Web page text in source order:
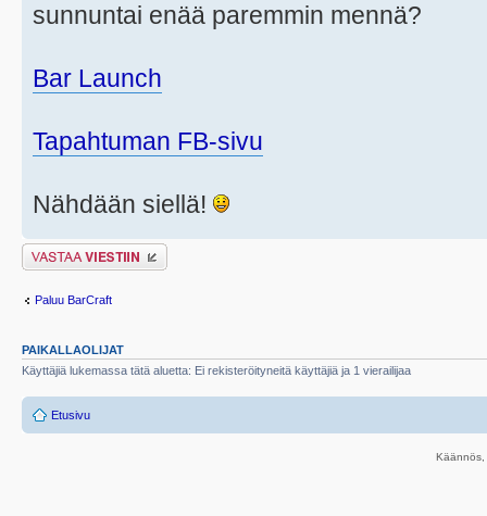
sunnuntai enää paremmin mennä?
Bar Launch
Tapahtuman FB-sivu
Nähdään siellä!
Lähetä vastaus
Paluu BarCraft
PAIKALLAOLIJAT
Käyttäjiä lukemassa tätä aluetta: Ei rekisteröityneitä käyttäjiä ja 1 vierailijaa
Etusivu